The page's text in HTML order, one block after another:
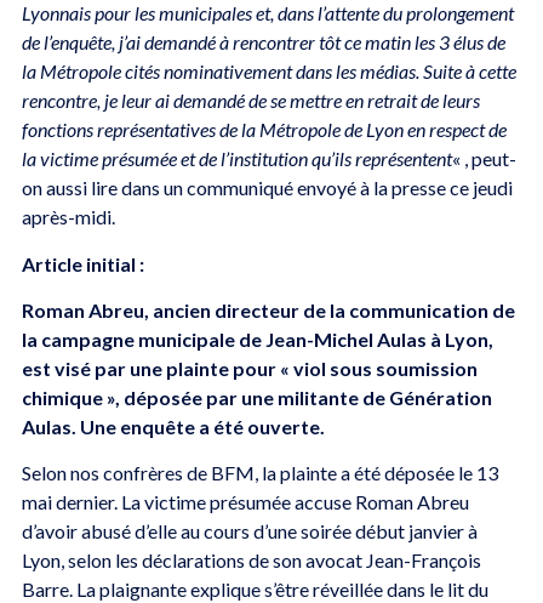
Lyonnais pour les municipales et, dans l’attente du prolongement
de l’enquête, j’ai demandé à rencontrer tôt ce matin les 3 élus de
la Métropole cités nominativement dans les médias. Suite à cette
rencontre, je leur ai demandé de se mettre en retrait de leurs
fonctions représentatives de la Métropole de Lyon en respect de
la victime présumée et de l’institution qu’ils représentent« , peut-
on aussi lire dans un communiqué envoyé à la presse ce jeudi
après-midi.
Article initial :
Roman Abreu, ancien directeur de la communication de
la campagne municipale de Jean-Michel Aulas à Lyon,
est visé par une plainte pour « viol sous soumission
chimique », déposée par une militante de Génération
Aulas. Une enquête a été ouverte.
Selon nos confrères de BFM, la plainte a été déposée le 13
mai dernier. La victime présumée accuse Roman Abreu
d’avoir abusé d’elle au cours d’une soirée début janvier à
Lyon, selon les déclarations de son avocat Jean-François
Barre. La plaignante explique s’être réveillée dans le lit du